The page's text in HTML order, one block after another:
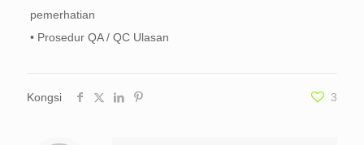
pemerhatian
• Prosedur QA / QC Ulasan
Kongsi 3